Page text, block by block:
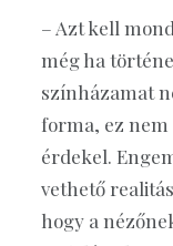
– Azt kell
még ha
színházamat
forma, ez
érdekel.
vethető
hogy a